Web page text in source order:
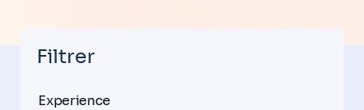
Filtrer
Experience